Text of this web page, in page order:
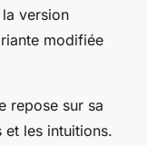
version
modifiée
repose sur sa
les intuitions.